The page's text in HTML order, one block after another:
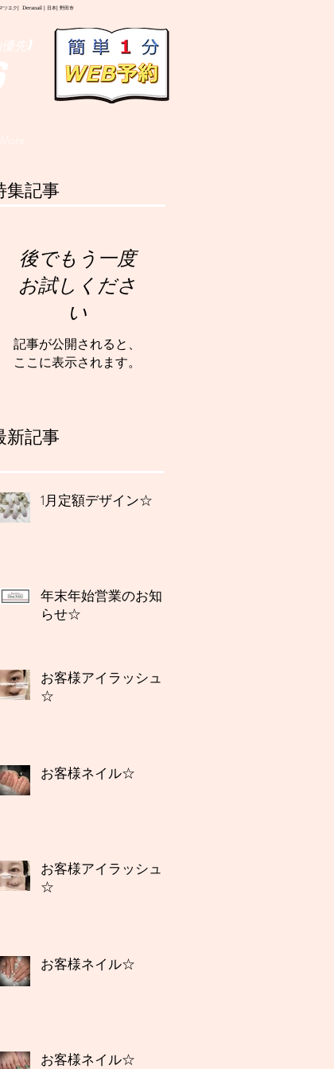
ツエク| Deranail | 日本| 野田市
先)
集記事
後でもう一度
お試しくださ
い
記事が公開されると、
ここに表示されます。
新記事
1月定額デザイン☆
年末年始営業のお知
らせ☆
お客様アイラッシュ
☆
お客様ネイル☆
お客様アイラッシュ
☆
お客様ネイル☆
お客様ネイル☆